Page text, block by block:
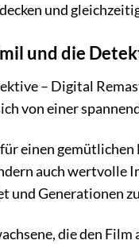
und
und die
– Digital
von einer
einen
auch wertvolle
und Generationen
die den